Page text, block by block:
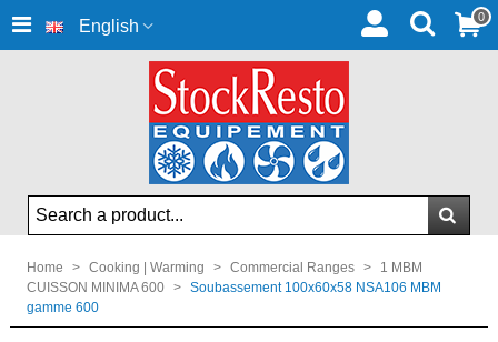
English 0
Home > Cooking | Warming > Commercial Ranges >
1 MBM
CUISSON MINIMA 600 > Soubassement 100x60x58 NSA106 MBM
gamme 600